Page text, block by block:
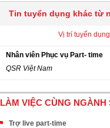
Tin tuyển dụng khác từ
Vị trí tuyển dụng
Nhân viên Phục vụ Part- time
QSR Việt Nam
LÀM VIỆC CÙNG NGÀNH
Trợ live part-time